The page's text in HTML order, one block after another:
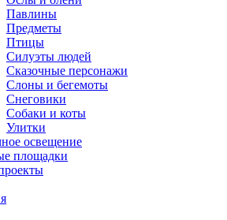
Павлины
Предметы
Птицы
Силуэты людей
Сказочные персонажи
Слоны и бегемоты
Снеговики
Собаки и коты
Улитки
освещение
площадки